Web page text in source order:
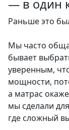
— в один
Раньше это
Мы часто
бывает
уверенным,
мощности,
а матрас
мы сделали
где сложный